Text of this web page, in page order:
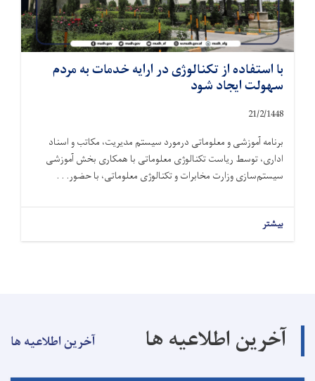
با استفاده از تکنالوژی در ارایه خدمات به مردم
سهولت ایجاد شود
21/2/1448
برنامه آموزشی و معلوماتی درمورد سیستم مدیریت، مکاتب و اسناد
اداری، توسط ریاست تکنالوژی معلوماتی با همکاری بخش آموزشی
سیستم‌سازی وزارت مخابرات و تکنالوژی معلوماتی، با حضور. . .
بیشتر
آخرین اطلاعیه ها آخرین اطلاعیه ها